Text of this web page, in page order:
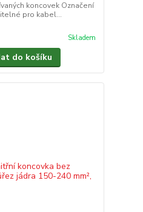
koncovek Označení
pro kabel...
Skladem
do košíku